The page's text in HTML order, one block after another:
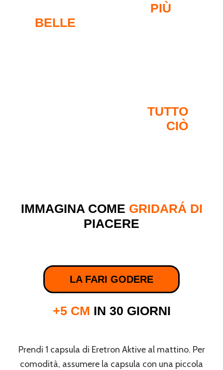
PIÙ
BELLE
TUTTO
CIÒ
IMMAGINA COME GRIDARÁ DI
PIACERE
LA FARI GODERE
+5 CM IN 30 GIORNI
Prendi 1 capsula di Eretron Aktive al mattino. Per
comodità, assumere la capsula con una piccola